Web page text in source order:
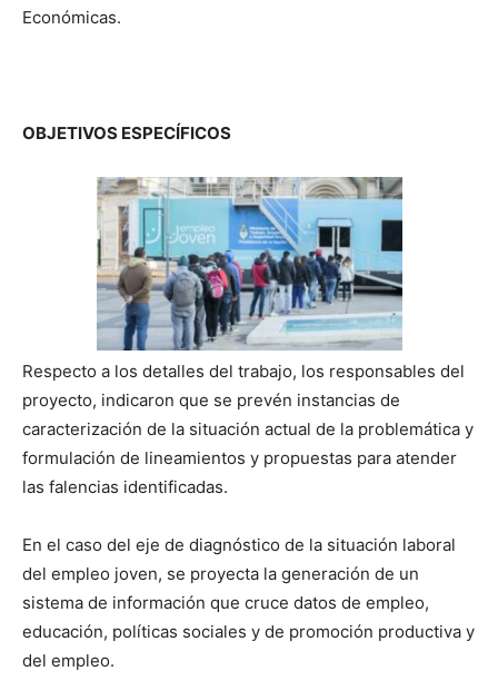
Económicas.
OBJETIVOS ESPECÍFICOS
Respecto a los detalles del trabajo, los responsables del
proyecto, indicaron que se prevén instancias de
caracterización de la situación actual de la problemática y
formulación de lineamientos y propuestas para atender
las falencias identificadas.
En el caso del eje de diagnóstico de la situación laboral
del empleo joven, se proyecta la generación de un
sistema de información que cruce datos de empleo,
educación, políticas sociales y de promoción productiva y
del empleo.